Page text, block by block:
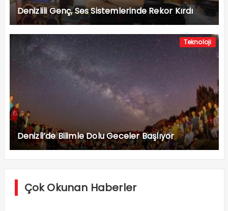
Denizlili Genç, Ses Sistemlerinde Rekor Kırdı
Teknoloji
Denizli’de Bilimle Dolu Geceler Başlıyor
Çok Okunan Haberler